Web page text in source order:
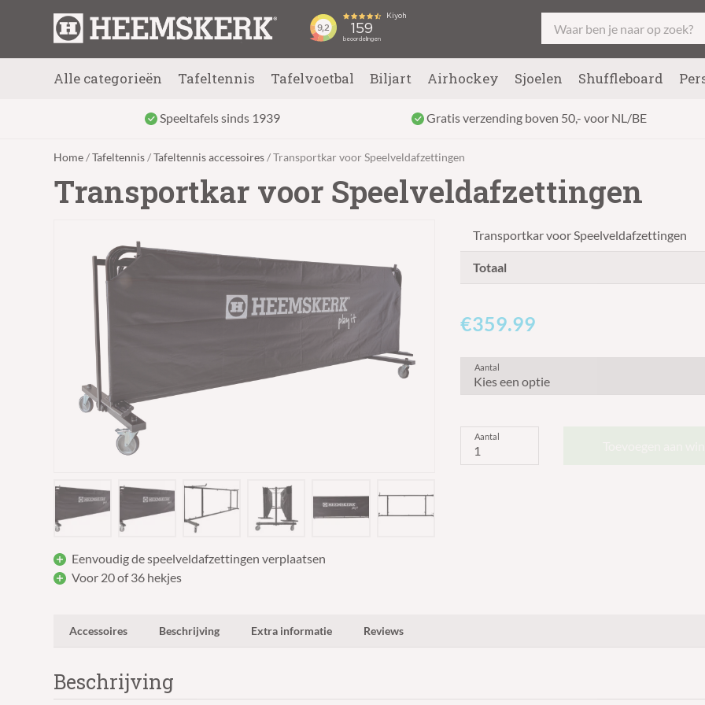
Alle categorieën Tafeltennis Tafelvoetbal Biljart Airhockey Sjoelen Shuffleboard
Speeltafels sinds 1939 Gratis verzending boven 50,- voor NL/BE
Home/Tafeltennis/Tafeltennis accessoires/ Transportkar voor Speelveldafzettingen
Transportkar voor Speelveldafzettingen
Eenvoudig de speelveldafzettingen verplaatsen
Voor 20 of 36 hekjes
Transportkar voor Speelveldafzettingen
Totaal
€359.99
Aantal
Aantal
Toevoegen aan
Accessoires Beschrijving Extra informatie Reviews
Beschrijving